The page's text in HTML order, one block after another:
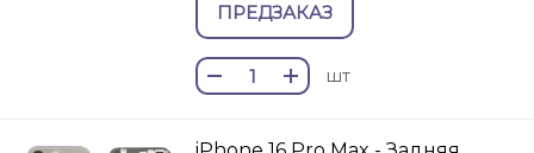
ПРЕДЗАКАЗ
шт